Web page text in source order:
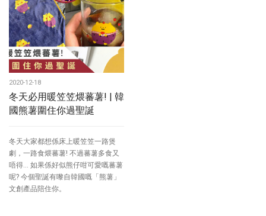
2020-12-18
冬天必用暖笠笠煨蕃薯! | 韓
國熊薯圍住你過聖誕
冬天大家都想係床上暖笠笠一路煲
劇，一路食煨蕃薯! 不過蕃薯多食又
唔得... 如果係好似熊仔咁可愛嘅蕃薯
呢? 今個聖誕有嚟自韓國嘅「熊薯」
文創產品陪住你。